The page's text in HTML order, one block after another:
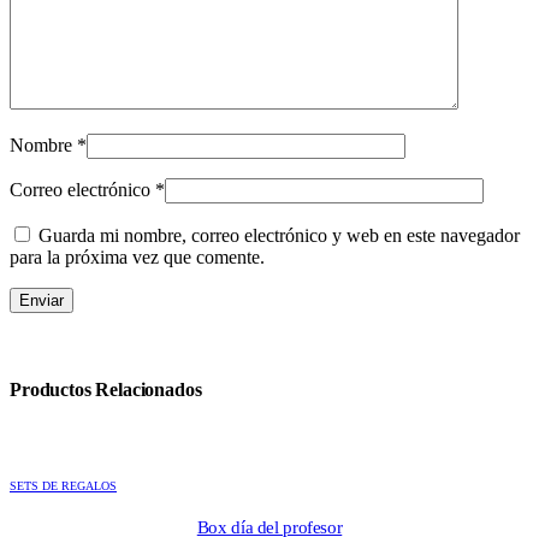
Nombre *
Correo electrónico *
Guarda mi nombre, correo electrónico y web en este navegador
para la próxima vez que comente.
Productos Relacionados
SETS DE REGALOS
Box día del profesor